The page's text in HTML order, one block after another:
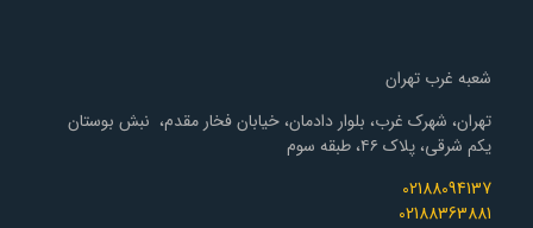
شعبه غرب تهران
تهران، شهرک غرب، بلوار دادمان، خیابان فخار مقدم، نبش بوستان
یکم شرقی، پلاک ۴۶، طبقه سوم
02188094137
02188363881